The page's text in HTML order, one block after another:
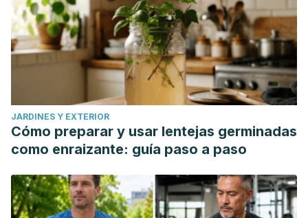
JARDINES Y EXTERIOR
Cómo preparar y usar lentejas germinadas
como enraizante: guía paso a paso